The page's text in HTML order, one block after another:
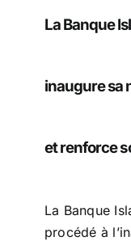
La Banque
inaugure sa
et renforce
La Banque
procédé à